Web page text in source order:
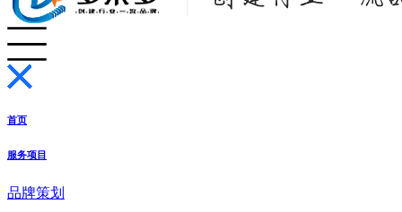
首页
服务项目
品牌策划